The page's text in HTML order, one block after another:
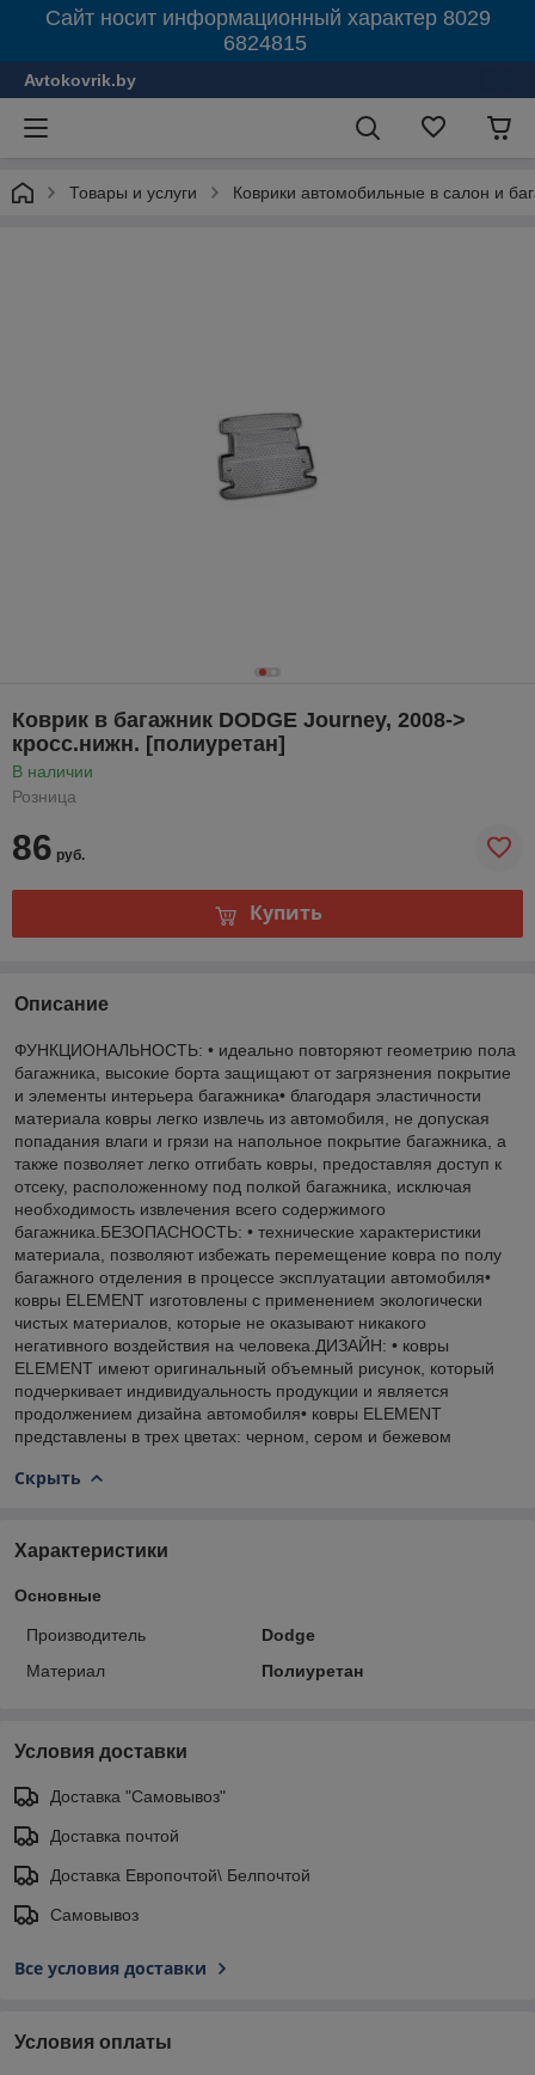
Сайт носит информационный характер 8029
6824815
Avtokovrik.by
Товары и услуги Коврики автомобильные в салон и
Коврик в багажник DODGE Journey, 2008->
кросс.нижн. [полиуретан]
В наличии
Розница
86 руб.
Купить
Описание
ФУНКЦИОНАЛЬНОСТЬ: • идеально повторяют геометрию пола
багажника, высокие борта защищают от загрязнения покрытие
и элементы интерьера багажника• благодаря эластичности
материала ковры легко извлечь из автомобиля, не допуская
попадания влаги и грязи на напольное покрытие багажника, а
также позволяет легко отгибать ковры, предоставляя доступ к
отсеку, расположенному под полкой багажника, исключая
необходимость извлечения всего содержимого
багажника.БЕЗОПАСНОСТЬ: • технические характеристики
материала, позволяют избежать перемещение ковра по полу
багажного отделения в процессе эксплуатации автомобиля•
ковры ELEMENT изготовлены с применением экологически
чистых материалов, которые не оказывают никакого
негативного воздействия на человека.ДИЗАЙН: • ковры
ELEMENT имеют оригинальный объемный рисунок, который
подчеркивает индивидуальность продукции и является
продолжением дизайна автомобиля• ковры ELEMENT
представлены в трех цветах: черном, сером и бежевом
Скрыть
Характеристики
Основные
Производитель
Dodge
Материал
Полиуретан
Условия доставки
Доставка "Самовывоз"
Доставка почтой
Доставка Европочтой\ Белпочтой
Самовывоз
Все условия доставки
Условия оплаты